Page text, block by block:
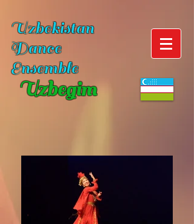
Uzbekistan
Dance
Ensemble
Uzbegim